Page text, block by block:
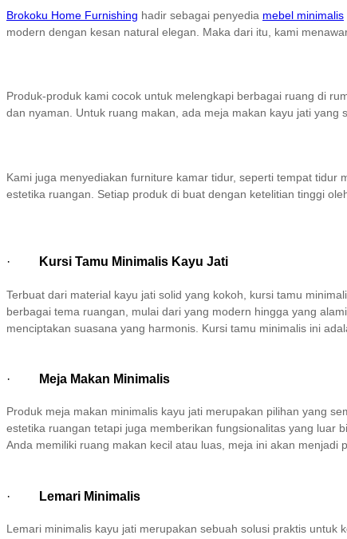
Brokoku Home Furnishing hadir sebagai penyedia mebel minimalis
modern dengan kesan natural elegan. Maka dari itu, kami
Produk-produk kami cocok untuk melengkapi berbagai ruang di
dan nyaman. Untuk ruang makan, ada meja makan kayu jati
Kami juga menyediakan furniture kamar tidur, seperti tempat
estetika ruangan. Setiap produk di buat dengan ketelitian tinggi
· Kursi Tamu Minimalis Kayu Jati
Terbuat dari material kayu jati solid yang kokoh, kursi tamu
berbagai tema ruangan, mulai dari yang modern hingga yang
menciptakan suasana yang harmonis. Kursi tamu minimalis ini
· Meja Makan Minimalis
Produk meja makan minimalis kayu jati merupakan pilihan yang
estetika ruangan tetapi juga memberikan fungsionalitas yang luar
Anda memiliki ruang makan kecil atau luas, meja ini akan
· Lemari Minimalis
Lemari minimalis kayu jati merupakan sebuah solusi praktis